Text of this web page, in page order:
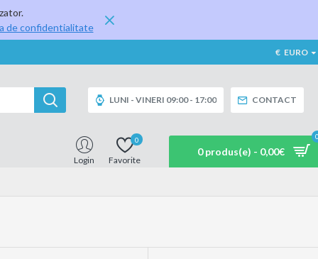
de confidentialitate
€ EURO
LUNI - VINERI 09:00 - 17:00 CONTACT
Login Favorite
0
0 produs(e) - 0,00€